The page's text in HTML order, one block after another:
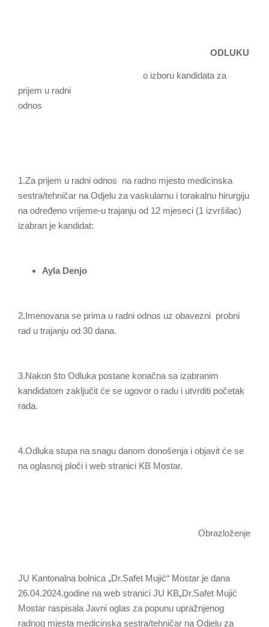
ODLUKU
o izboru kandidata za
prijem u radni
1.Za prijem u radni odnos na radno mjesto medicinska
sestra/tehničar na Odjelu za vaskularnu i torakalnu hirurgiju
na određeno vrijeme-u trajanju od 12 mjeseci (1 izvršilac)
izabran je kandidat:
Ayla Denjo
2.Imenovana se prima u radni odnos uz obavezni probni
rad u trajanju od 30 dana.
3.Nakon što Odluka postane konačna sa izabranim
kandidatom zaključit će se ugovor o radu i utvrditi početak
rada.
4.Odluka stupa na snagu danom donošenja i objavit će se
na oglasnoj ploči i web stranici KB Mostar.
Obrazloženje
JU Kantonalna bolnica „Dr.Safet Mujić“ Mostar je dana
26.04.2024.godine na web stranici JU KB„Dr.Safet Mujić
Mostar raspisala Javni oglas za popunu upražnjenog
radnog mjesta medicinska sestra/tehničar na Odjelu za